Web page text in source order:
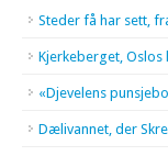
Steder få har sett,
Kjerkeberget,
«Djevelens
Dælivannet, der